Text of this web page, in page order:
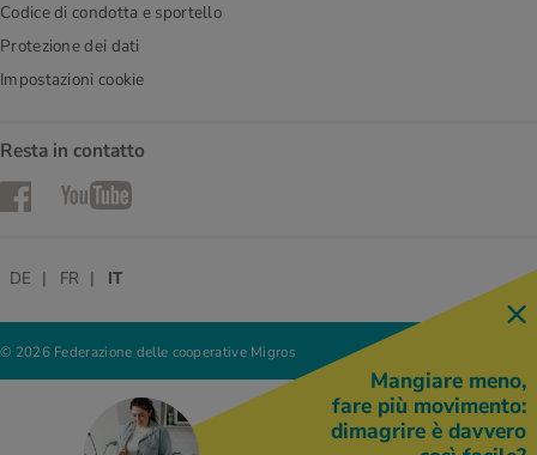
Codice di condotta e sportello
Protezione dei dati
Impostazioni cookie
Resta in contatto
FacebookYouTube
© 2026 Federazione delle cooperative Migros
DE FR IT
Mangiare meno,
fare più movimento:
dimagrire è davvero